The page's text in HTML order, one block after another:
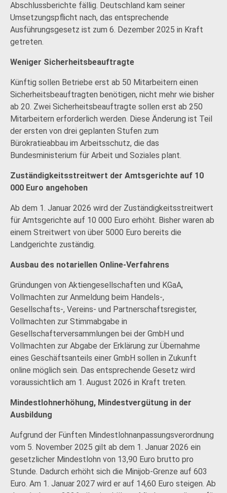
Abschlussberichte fällig. Deutschland kam seiner
Umsetzungspflicht nach, das entsprechende
Ausführungsgesetz ist zum 6. Dezember 2025 in Kraft
getreten.
Weniger Sicherheitsbeauftragte
Künftig sollen Betriebe erst ab 50 Mitarbeitern einen
Sicherheitsbeauftragten benötigen, nicht mehr wie bisher
ab 20. Zwei Sicherheitsbeauftragte sollen erst ab 250
Mitarbeitern erforderlich werden. Diese Änderung ist Teil
der ersten von drei geplanten Stufen zum
Bürokratieabbau im Arbeitsschutz, die das
Bundesministerium für Arbeit und Soziales plant.
Zuständigkeitsstreitwert der Amtsgerichte auf 10
000 Euro angehoben
Ab dem 1. Januar 2026 wird der Zuständigkeitsstreitwert
für Amtsgerichte auf 10 000 Euro erhöht. Bisher waren ab
einem Streitwert von über 5000 Euro bereits die
Landgerichte zuständig.
Ausbau des notariellen Online-Verfahrens
Gründungen von Aktiengesellschaften und KGaA,
Vollmachten zur Anmeldung beim Handels-,
Gesellschafts-, Vereins- und Partnerschaftsregister,
Vollmachten zur Stimmabgabe in
Gesellschafterversammlungen bei der GmbH und
Vollmachten zur Abgabe der Erklärung zur Übernahme
eines Geschäftsanteils einer GmbH sollen in Zukunft
online möglich sein. Das entsprechende Gesetz wird
voraussichtlich am 1. August 2026 in Kraft treten.
Mindestlohnerhöhung, Mindestvergütung in der
Ausbildung
Aufgrund der Fünften Mindestlohnanpassungsverordnung
vom 5. November 2025 gilt ab dem 1. Januar 2026 ein
gesetzlicher Mindestlohn von 13,90 Euro brutto pro
Stunde. Dadurch erhöht sich die Minijob-Grenze auf 603
Euro. Am 1. Januar 2027 wird er auf 14,60 Euro steigen. Ab